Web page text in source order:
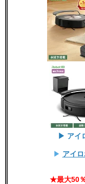
▶ アイ
▶ アイ
★最大50